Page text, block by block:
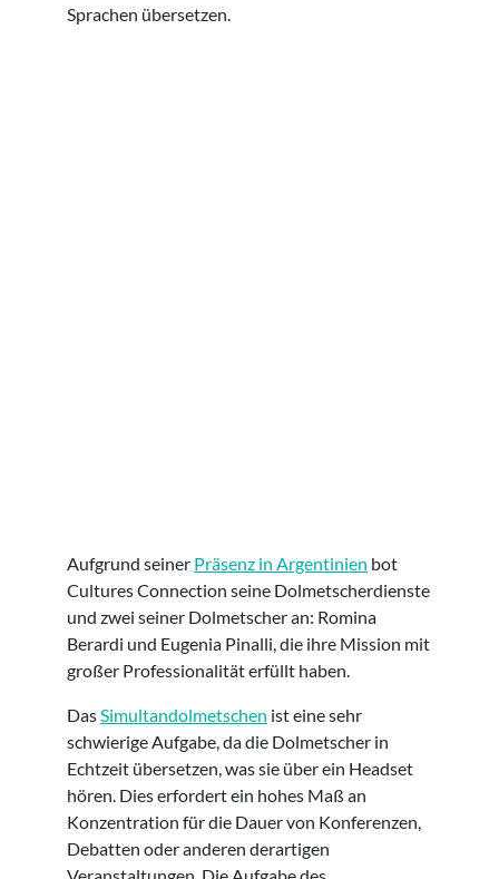
Sprachen übersetzen.
Aufgrund seiner Präsenz in Argentinien bot
Cultures Connection seine Dolmetscherdienste
und zwei seiner Dolmetscher an: Romina
Berardi und Eugenia Pinalli, die ihre Mission mit
großer Professionalität erfüllt haben.
DasSimultandolmetschen ist eine sehr
schwierige Aufgabe, da die Dolmetscher in
Echtzeit übersetzen, was sie über ein Headset
hören. Dies erfordert ein hohes Maß an
Konzentration für die Dauer von Konferenzen,
Debatten oder anderen derartigen